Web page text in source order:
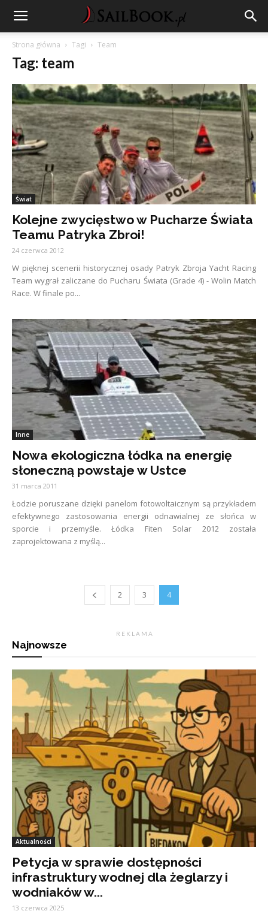
Strona główna Tagi Team
Tag: team
Świat
Kolejne zwycięstwo w Pucharze Świata
Teamu Patryka Zbroi!
24 czerwca 2012
W pięknej scenerii historycznej osady Patryk Zbroja Yacht Racing
Team wygrał zaliczane do Pucharu Świata (Grade 4) - Wolin Match
Race. W finale po...
Inne
Nowa ekologiczna łódka na energię
słoneczną powstaje w Ustce
31 marca 2011
Łodzie poruszane dzięki panelom fotowoltaicznym są przykładem
efektywnego zastosowania energii odnawialnej ze słońca w
sporcie i przemyśle. Łódka Fiten Solar 2012 została
zaprojektowana z myślą...
2 3 4
R E K L A M A
Najnowsze
Aktualności
Petycja w sprawie dostępności
infrastruktury wodnej dla żeglarzy i
wodniaków w...
13 czerwca 2025